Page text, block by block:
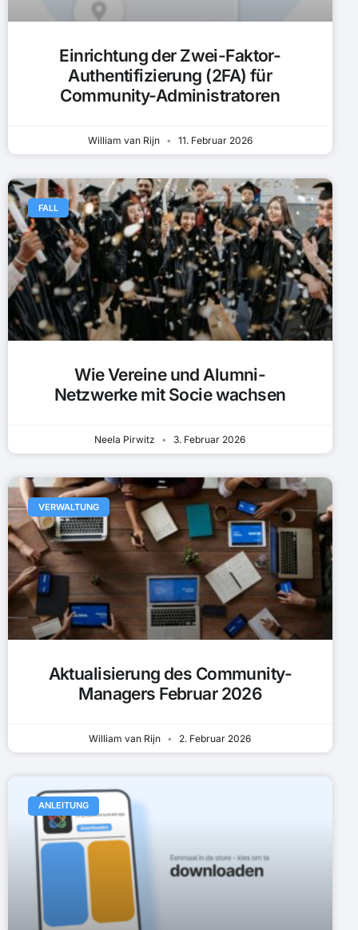
Einrichtung der Zwei-Faktor-
Authentifizierung (2FA) für
Community-Administratoren
William van Rijn 11. Februar 2026
FALL
Wie Vereine und Alumni-
Netzwerke mit Socie wachsen
Neela Pirwitz 3. Februar 2026
VERWALTUNG
Aktualisierung des Community-
Managers Februar 2026
William van Rijn 2. Februar 2026
ANLEITUNG